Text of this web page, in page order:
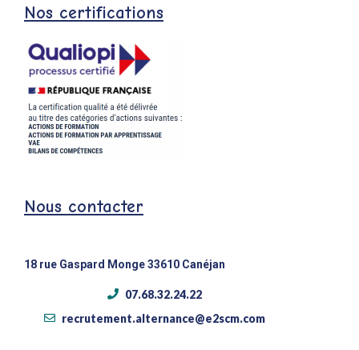
Nos certifications
Nous contacter
18 rue Gaspard Monge 33610 Canéjan
07.68.32.24.22
recrutement.alternance@e2scm.com